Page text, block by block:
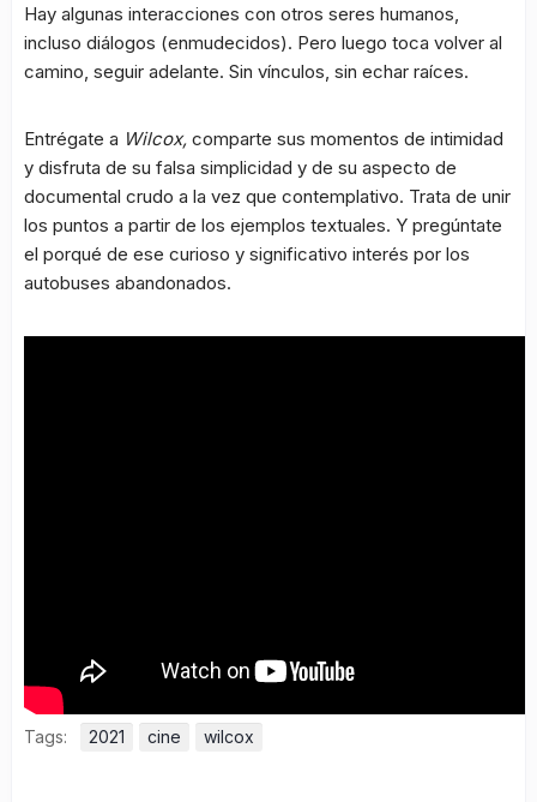
Hay algunas interacciones con otros seres humanos,
incluso diálogos (enmudecidos). Pero luego toca volver al
camino, seguir adelante. Sin vínculos, sin echar raíces.
Entrégate a Wilcox, comparte sus momentos de intimidad
y disfruta de su falsa simplicidad y de su aspecto de
documental crudo a la vez que contemplativo. Trata de unir
los puntos a partir de los ejemplos textuales. Y pregúntate
el porqué de ese curioso y significativo interés por los
autobuses abandonados.
Tags: 2021 cine wilcox